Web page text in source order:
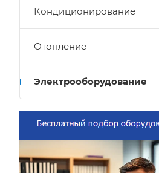
Кондиционирование
Отопление
Электрооборудование